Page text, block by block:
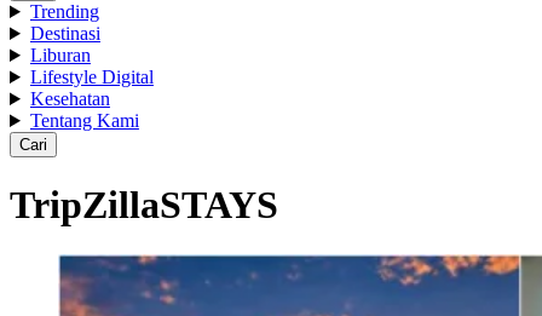
Trending
Destinasi
Liburan
Lifestyle Digital
Kesehatan
Tentang Kami
Cari
TripZillaSTAYS